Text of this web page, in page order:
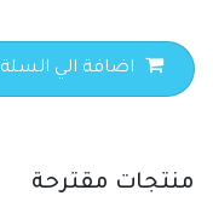
اضافة الي السلة
منتجات مقترحة